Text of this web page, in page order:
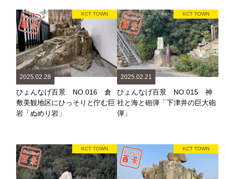
KCT TOWN
2025.02.28
ひょんなげ百景 NO.016 倉
敷美観地区にひっそりと佇む巨
岩「ぬめり岩」
KCT TOWN
2025.02.21
ひょんなげ百景 NO.015 神
社と海と砲弾「下津井の巨大砲
弾」
KCT TOWN KCT TOWN